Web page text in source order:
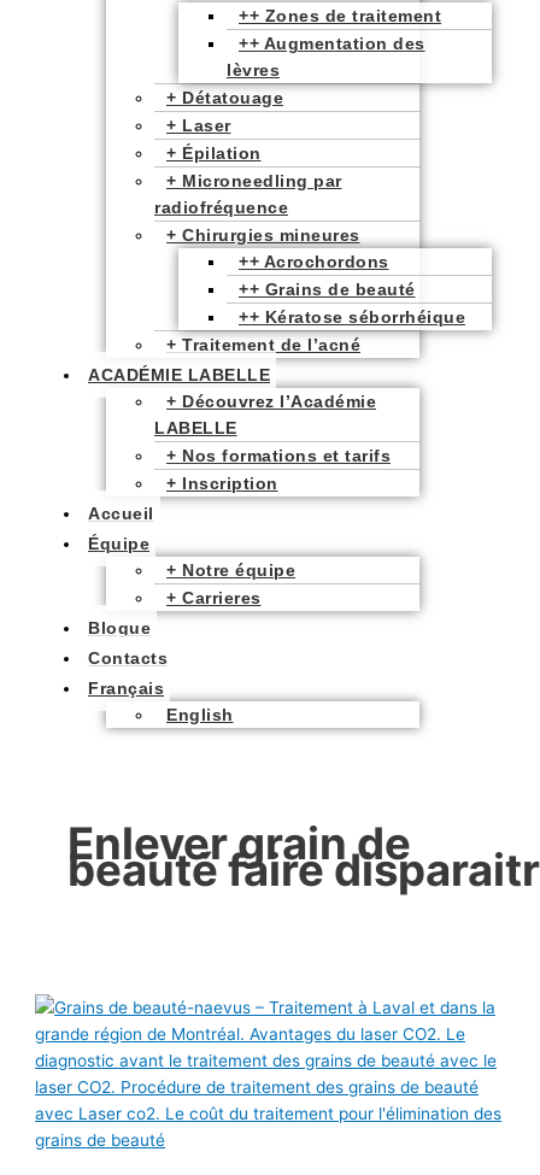
++ Zones de traitement
++ Augmentation des
lèvres
+ Détatouage
+ Laser​
+ Épilation
+ Microneedling par
radiofréquence
+ Chirurgies mineures
++ Acrochordons
++ Grains de beauté
++ Kératose séborrhéique
+ Traitement de l’acné
ACADÉMIE LABELLE
+ Découvrez l’Académie
LABELLE
+ Nos formations et tarifs
+ Inscription
Accueil
Équipe
+ Notre équipe
+ Carrieres
Blogue
Contacts
Français
English
Enlever grain de
beauté faire